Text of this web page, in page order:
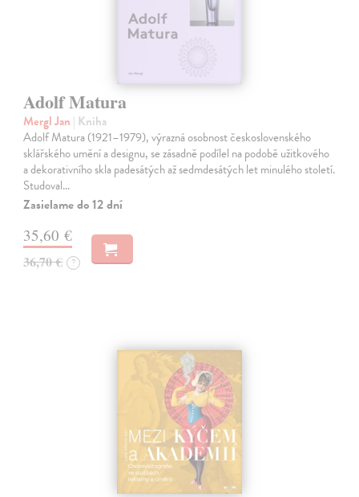
Adolf Matura
Mergl Jan | Kniha
Adolf Matura (1921–1979), výrazná osobnost československého
sklářského umění a designu, se zásadně podílel na podobě užitkového
a dekorativního skla padesátých až sedmdesátých let minulého století.
Studoval…
Zasielame do 12 dní
35,60 €
36,70 € ?